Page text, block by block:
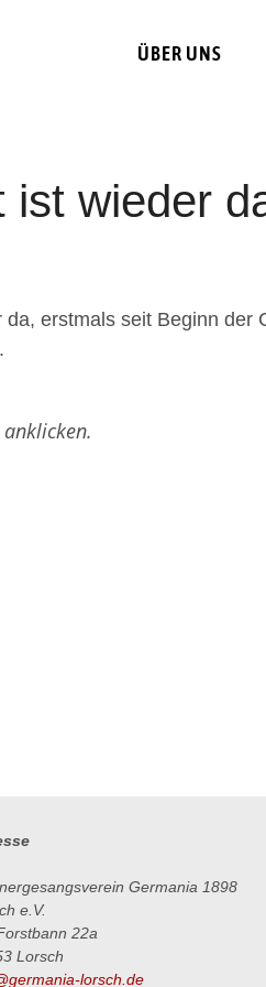
ÜBER UNS
ist wieder
erstmals seit Beginn
Germania 1898
e.V.
22a
Lorsch
lorsch.de